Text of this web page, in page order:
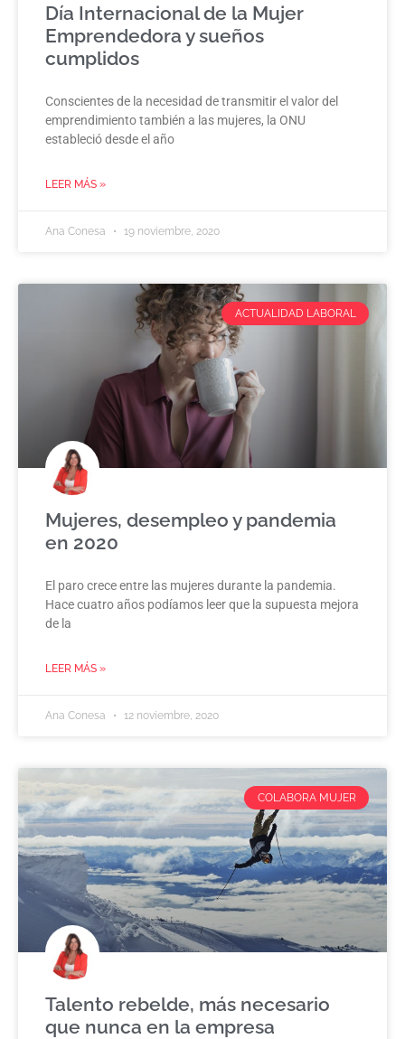
Día Internacional de la Mujer
Emprendedora y sueños
cumplidos
Conscientes de la necesidad de transmitir el valor del
emprendimiento también a las mujeres, la ONU
estableció desde el año
LEER MÁS »
Ana Conesa 19 noviembre, 2020
ACTUALIDAD LABORAL
Mujeres, desempleo y pandemia
en 2020
El paro crece entre las mujeres durante la pandemia.
Hace cuatro años podíamos leer que la supuesta mejora
de la
LEER MÁS »
Ana Conesa 12 noviembre, 2020
COLABORA MUJER
Talento rebelde, más necesario
que nunca en la empresa